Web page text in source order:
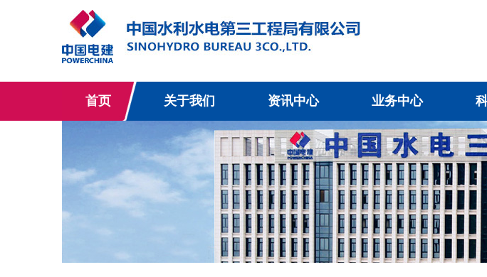
首页 关于我们 资讯中心 业务中心